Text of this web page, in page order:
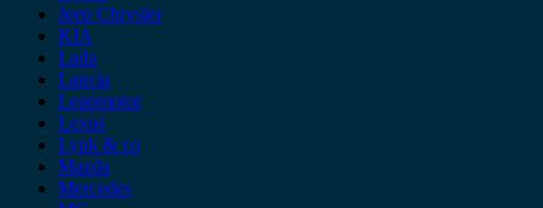
Jeep Chrysler
KIA
Lada
Lancia
Leapmotor
Lexus
Lynk & co
Mazda
Mercedes